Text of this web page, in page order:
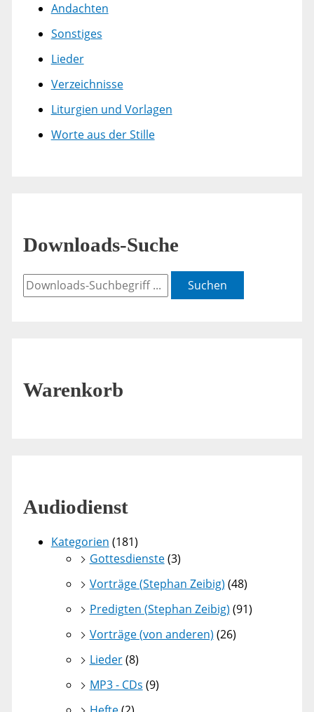
Andachten
Sonstiges
Lieder
Verzeichnisse
Liturgien und Vorlagen
Worte aus der Stille
Downloads-Suche
Suchen
Warenkorb
Audiodienst
Kategorien (181)
Gottesdienste(3)
Vorträge (Stephan Zeibig) (48)
Predigten (Stephan Zeibig) (91)
Vorträge (von anderen) (26)
Lieder(8)
MP3 - CDs (9)